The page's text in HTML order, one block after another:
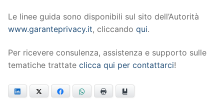
Le linee guida sono disponibili sul sito dell’Autorità
www.garanteprivacy.it, cliccando qui.
Per ricevere consulenza, assistenza e supporto sulle
tematiche trattate clicca qui per contattarci!
LinkedIn Twitter FacebookWhatsApp